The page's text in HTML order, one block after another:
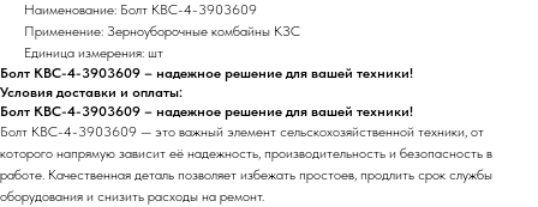
Наименование: Болт КВС-4-3903609
Применение: Зерноуборочные комбайны КЗС
Единица измерения: шт
Болт КВС-4-3903609 – надежное решение для вашей техники!
Условия доставки и оплаты:
Болт КВС-4-3903609 – надежное решение для вашей техники!
Болт КВС-4-3903609 — это важный элемент сельскохозяйственной техники, от
которого напрямую зависит её надежность, производительность и безопасность в
работе. Качественная деталь позволяет избежать простоев, продлить срок службы
оборудования и снизить расходы на ремонт.